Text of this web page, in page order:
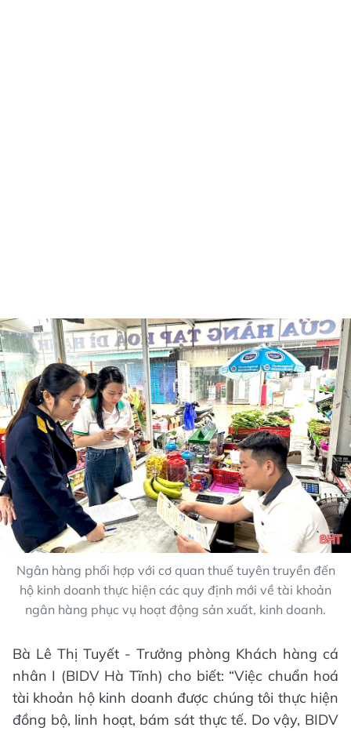
Ngân hàng phối hợp với cơ quan thuế tuyên truyền đến
hộ kinh doanh thực hiện các quy định mới về tài khoản
ngân hàng phục vụ hoạt động sản xuất, kinh doanh.
Bà Lê Thị Tuyết - Trưởng phòng Khách hàng cá
nhân I (BIDV Hà Tĩnh) cho biết: “Việc chuẩn hoá
tài khoản hộ kinh doanh được chúng tôi thực hiện
đồng bộ, linh hoạt, bám sát thực tế. Do vậy, BIDV